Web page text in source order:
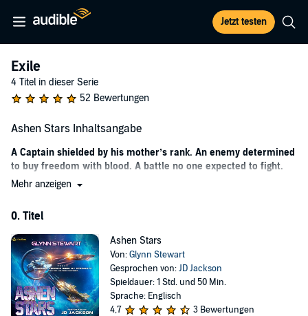
Jetzt testen
Exile
4 Titel in dieser Serie
52 Bewertungen
Ashen Stars Inhaltsangabe
A Captain shielded by his mother’s rank. An enemy determined
to buy freedom with blood. A battle no one expected to fight.
Captain Isaac Gallant is the only son of the dictator of the
reputation and safety alike - but he has no intention of being a
force his crew to acknowledge their own duties puts his ship in a
unique position to intervene when an overwhelming rebel attack is
launched on one of the Confederacy’s most critical facilities. The
rebels didn’t expect to fight anyone. The Confederacy didn’t expect
Isaac Gallant to fight at all. All of them were wrong.
Mehr anzeigen
0. Titel
Ashen Stars
Von:Glynn Stewart
Gesprochen von:JD Jackson
Spieldauer: 1 Std. und 50 Min.
Sprache: Englisch
4,7
3 Bewertungen